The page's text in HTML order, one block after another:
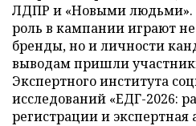
ЛДПР и «Новыми людьми».
роль в кампании играют
бренды, но и личности
выводам пришли
Экспертного института
исследований «ЕДГ-2026:
регистрации и экспертная